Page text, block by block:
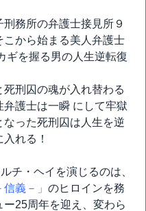
刑務所の弁護士接見所９
から始まる美人弁護士
ギを握る男の人生逆転復
刑囚の魂が入れ替わる
護士は一瞬 にして牢獄
った死刑囚は人生を逆
れる！
チ・ヘイを演じるのは、
信義－」 のヒロインを務
25周年を迎え、変わら